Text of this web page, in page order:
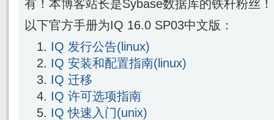
有！本博客站长是Sybase数据库的铁杆粉丝！
以下官方手册为IQ 16.0 SP03中文版：
IQ 发行公告(linux)
IQ 安装和配置指南(linux)
IQ 迁移
IQ 许可选项指南
IQ 快速入门(unix)